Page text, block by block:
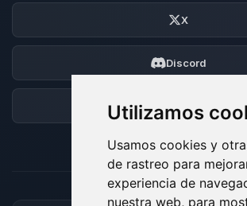
Utilizamos
Usamos cookies y
de rastreo para
experiencia de
nuestra web, para
X
Discord
Foro